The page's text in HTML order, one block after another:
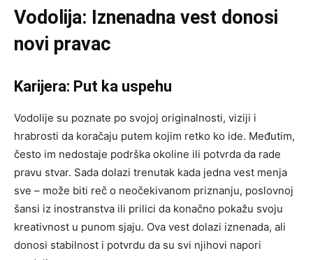
Vodolija: Iznenadna vest donosi
novi pravac
Karijera: Put ka uspehu
Vodolije su poznate po svojoj originalnosti, viziji i
hrabrosti da koračaju putem kojim retko ko ide. Međutim,
često im nedostaje podrška okoline ili potvrda da rade
pravu stvar. Sada dolazi trenutak kada jedna vest menja
sve – može biti reč o neočekivanom priznanju, poslovnoj
šansi iz inostranstva ili prilici da konačno pokažu svoju
kreativnost u punom sjaju. Ova vest dolazi iznenada, ali
donosi stabilnost i potvrdu da su svi njihovi napori